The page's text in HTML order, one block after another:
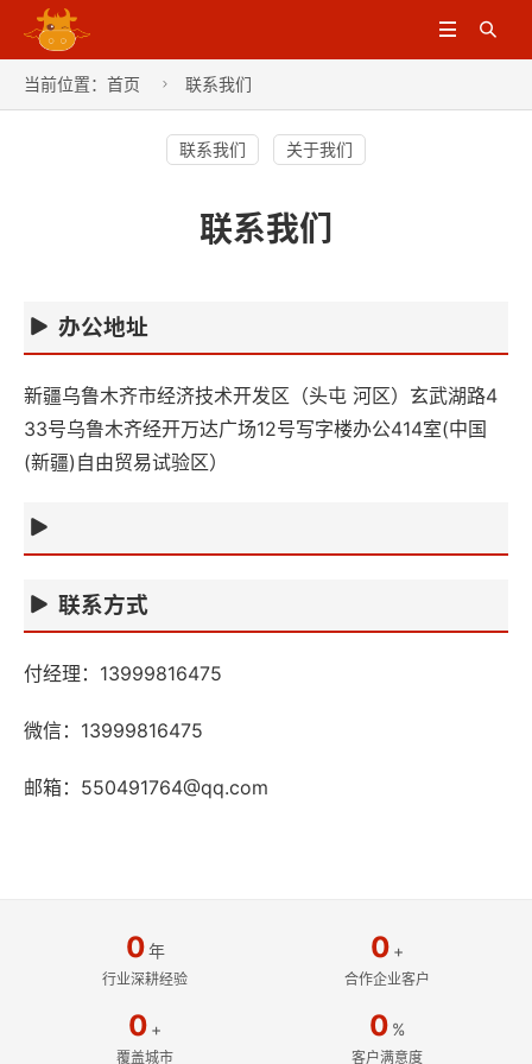


当前位置： 首页  联系我们
联系我们 关于我们
联系我们
办公地址
新疆乌鲁木齐市经济技术开发区（头屯 河区）玄武湖路4
33号乌鲁木齐经开万达广场12号写字楼办公414室(中国
(新疆)自由贸易试验区）
联系方式
付经理：13999816475
微信：13999816475
邮箱： 550491764@qq.com
0年
行业深耕经验
0 +
合作企业客户
0 +
覆盖城市
0 %
客户满意度